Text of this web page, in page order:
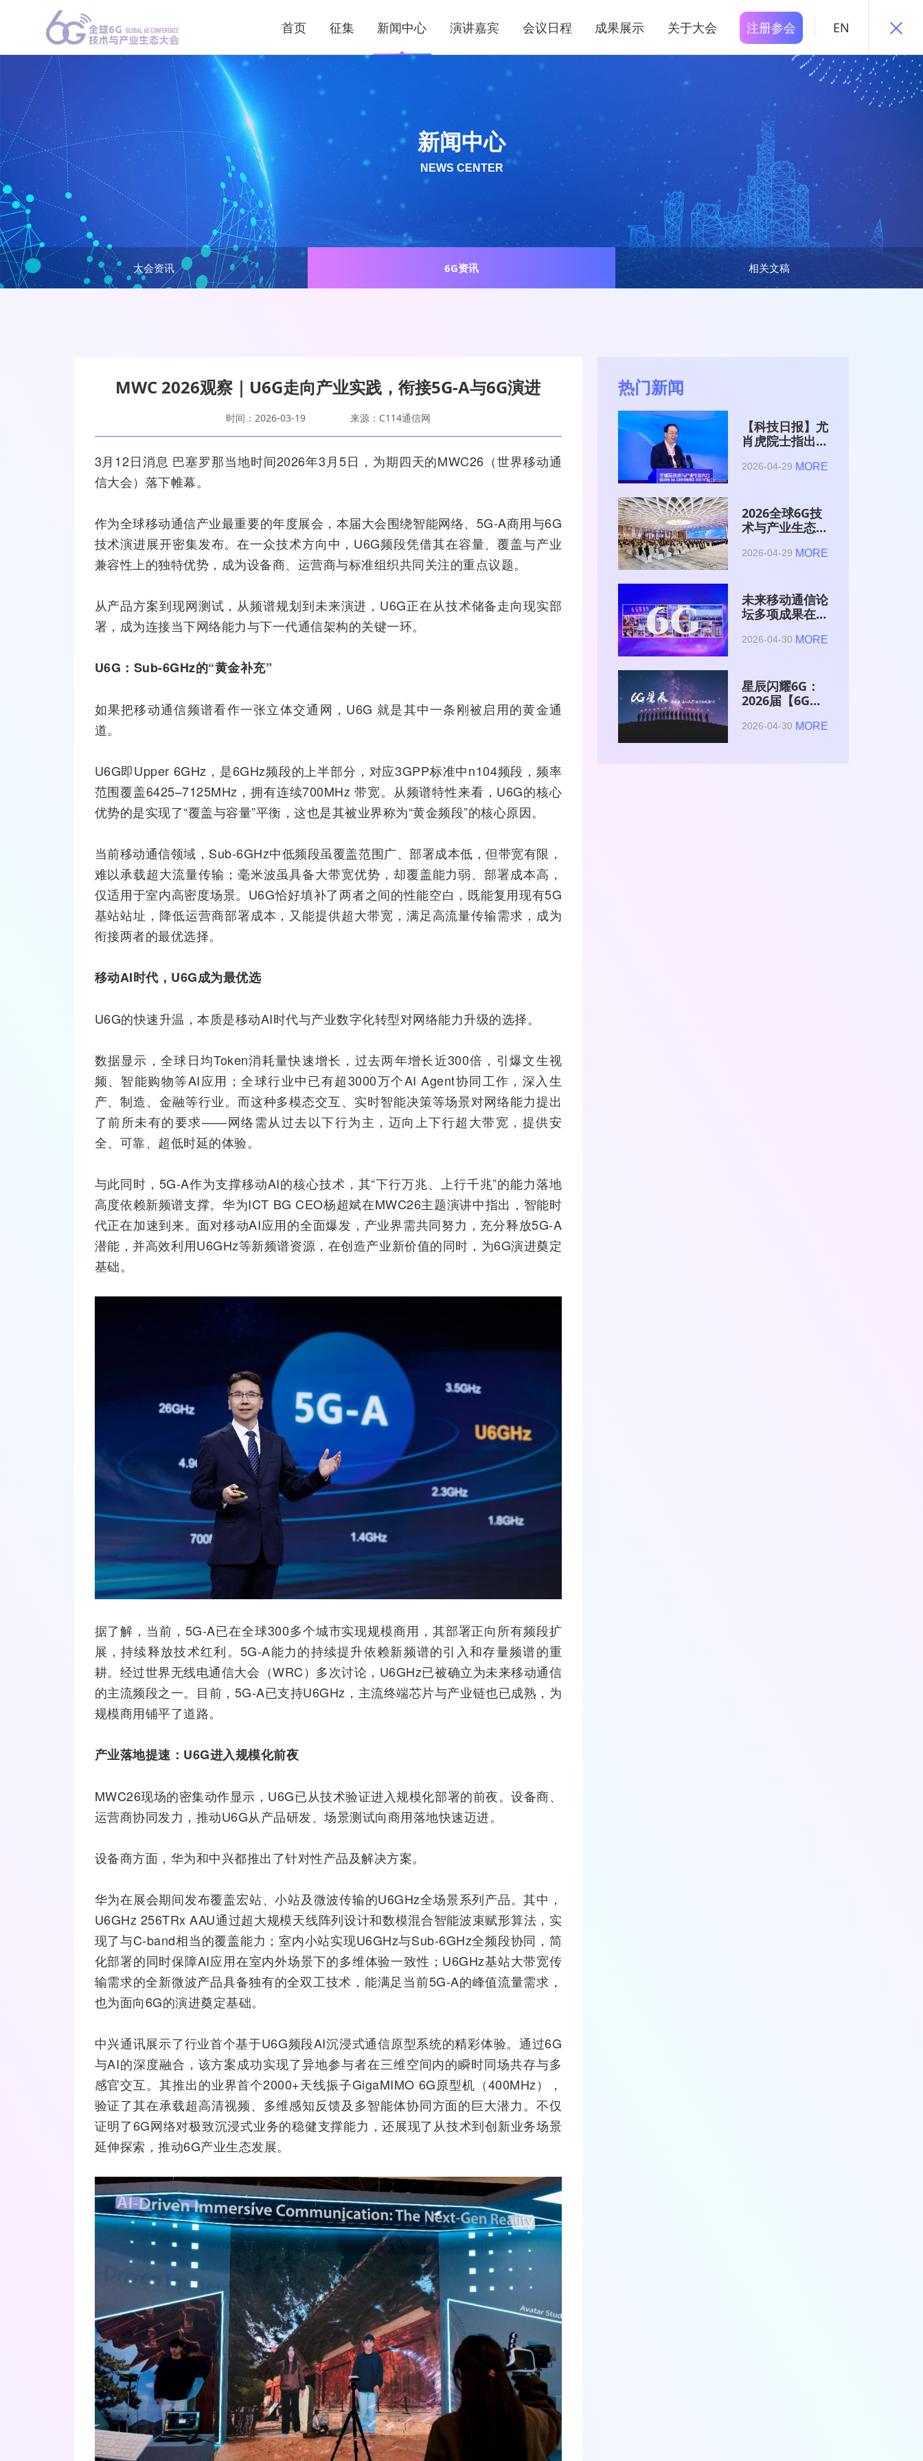
首页 征集 新闻中心 演讲嘉宾 会议日程 成果展示 关于大会 注册参会 EN
大会资讯 6G资讯 相关文稿
新闻中心
NEWS CENTER
MWC 2026观察｜U6G走向产业实践，衔接5G-A与6G演进
时间：2026-03-19 来源：C114通信网
3月12日消息 巴塞罗那当地时间2026年3月5日，为期四天的MWC26（世界移动通
信大会）落下帷幕。
作为全球移动通信产业最重要的年度展会，本届大会围绕智能网络、 5G-A商用与6G
技术演进展开密集发布。在一众技术方向中，U6G频段凭借其在容量、覆盖与产业
兼容性上的独特优势，成为设备商、 运营商与标准组织共同关注的重点议题。
从产品方案到现网测试 ，从频谱规划到未来演进，U6G正在从技术储备走向现实部
署，成为连接当下网络能力与下一代通信架构的关键一环。
U6G：Sub-6GHz的“黄金补充”
如果把移动通信频谱看作一张立体交通网，U6G 就是其中一条刚被启用的黄金通
道。
U6G即Upper 6GHz，是6GHz频段的上半部分，对应3GPP标准中n104频段，频率
范围覆盖6425–7125MHz，拥有连续700MHz 带宽。从频谱特性来看，U6G的核心
优势的是实现了“覆盖与容量”平衡，这也是其被业界称为“黄金频段”的核心原因。
当前移动通信领域，Sub-6GHz中低频段虽覆盖范围广、部署成本低，但带宽有限，
难以承载超大流量传输； 毫米波虽具备大带宽优势，却覆盖能力弱、部署成本高，
仅适用于室内高密度场景。U6G恰好填补了两者之间的性能空白，既能复用现有5G
基站站址，降低运营商部署成本，又能提供超大带宽，满足高流量传输需求，成为
衔接两者的最优选择。
移动AI时代，U6G成为最优选
U6G的快速升温，本质是移动AI时代与产业数字化转型对网络能力升级的选择。
数据显示，全球日均Token消耗量快速增长，过去两年增长近300倍，引爆文生视
频、智能购物等AI应用；全球行业中已有超3000万个AI Agent协同工作，深入生
产、制造、金融等行业。而这种多模态交互、实时智能决策等场景对网络能力提出
了前所未有的要求——网络需从过去以下行为主，迈向上下行超大带宽，提供安
全、可靠、超低时延的体验。
与此同时，5G-A作为支撑移动AI的核心技术，其“下行万兆、上行千兆”的能力落地
高度依赖新频谱支撑。华为ICT BG CEO杨超斌在MWC26主题演讲中指出，智能时
代正在加速到来。面对移动AI应用的全面爆发，产业界需共同努力，充分释放5G-A
潜能，并高效利用U6GHz等新频谱资源，在创造产业新价值的同时，为6G演进奠定
基础。
据了解，当前，5G-A已在全球300多个城市实现规模商用，其部署正向所有频段扩
展，持续释放技术红利。5G-A能力的持续提升依赖新频谱的引入和存量频谱的重
耕。经过世界无线电通信大会（WRC）多次讨论，U6GHz已被确立为未来移动通信
的主流频段之一。目前，5G-A已支持U6GHz，主流终端芯片与产业链也已成熟，为
规模商用铺平了道路。
产业落地提速： U6G进入规模化前夜
MWC26现场的密集动作显示，U6G已从技术验证进入规模化部署的前夜。设备商、
运营商协同发力，推动U6G从产品研发、场景测试向商用落地快速迈进。
设备商方面，华为和中兴都推出了针对性产品及解决方案。
华为在展会期间发布覆盖宏站、小站及微波传输的U6GHz全场景系列产品。其中，
U6GHz 256TRx AAU通过超大规模天线阵列设计和数模混合智能波束赋形算法，实
现了与C-band相当的覆盖能力；室内小站实现U6GHz与Sub-6GHz全频段协同，简
化部署的同时保障AI应用在室内外场景下的多维体验一致性；U6GHz基站大带宽传
输需求的全新微波产品具备独有的全双工技术，能满足当前5G-A的峰值流量需求，
也为面向6G的演进奠定基础。
中兴通讯展示了行业首个基于U6G频段AI沉浸式通信原型系统的精彩体验。通过6G
与AI的深度融合 ，该方案成功实现了异地参与者在三维空间内的瞬时同场共存与多
感官交互。其推出的业界首个2000+天线振子GigaMIMO 6G原型机（400MHz），
验证了其在承载超高清视频、多维感知反馈及多智能体协同方面的巨大潜力。不仅
证明了6G网络对极致沉浸式业务的稳健支撑能力，还展现了从技术到创新业务场景
延伸探索，推动6G产业生态发展。
热门新闻
【科技日报】尤
肖虎院士指出
是赋能AI的发
2026-04-29 MORE
2026全球6G技
术与产业生态大
2026-04-29 MORE
未来移动通信论
坛多项成果在
术与产业生态大
2026-04-30 MORE
星辰闪耀6G：
2026届【6G星
与博士获颁证书
2026-04-30 MORE